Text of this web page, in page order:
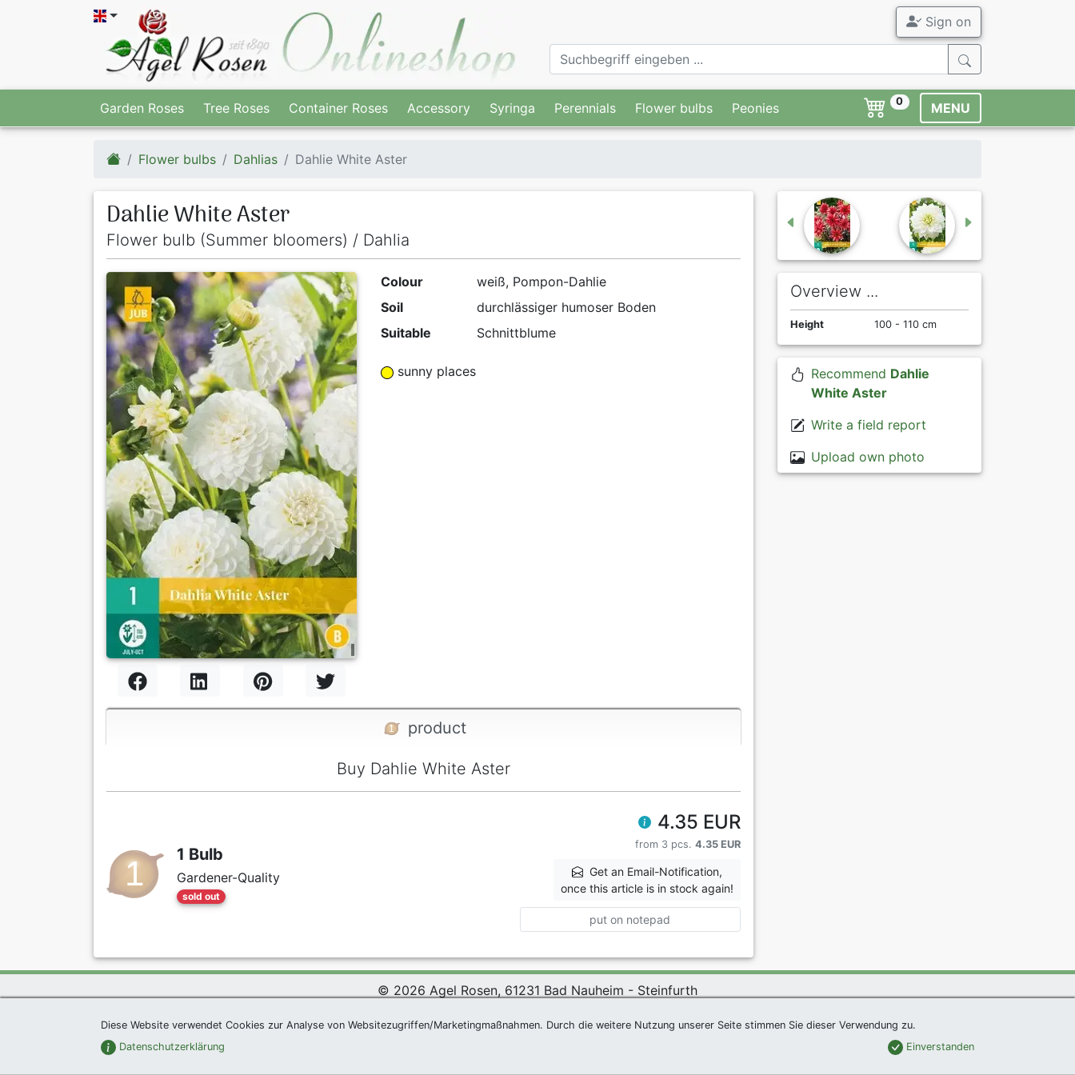
Sign on
Garden Roses Tree Roses Container Roses Accessory Syringa Perennials Flower bulbs Peonies 0 MENU
Flower bulbs Dahlias Dahlie White Aster
Dahlie White Aster
Flower bulb (Summer bloomers) / Dahlia
Colour
weiß, Pompon-Dahlie
Soil
durchlässiger humoser Boden
Suitable
Schnittblume
sunny places
product
Buy Dahlie White Aster
1 Bulb
Gardener-Quality
sold out
4.35 EUR
from 3 pcs. 4.35 EUR
Get an Email-Notification,
once this article is in stock again!
put on notepad
Overview ...
Height 100 - 110 cm
Recommend Dahlie
White Aster
Write a field report
Upload own photo
© 2026 Agel Rosen, 61231 Bad Nauheim - Steinfurth
Diese Website verwendet Cookies zur Analyse von Websitezugriffen/Marketingmaßnahmen. Durch die weitere Nutzung unserer Seite stimmen Sie dieser Verwendung zu.
Datenschutzerklärung
Einverstanden